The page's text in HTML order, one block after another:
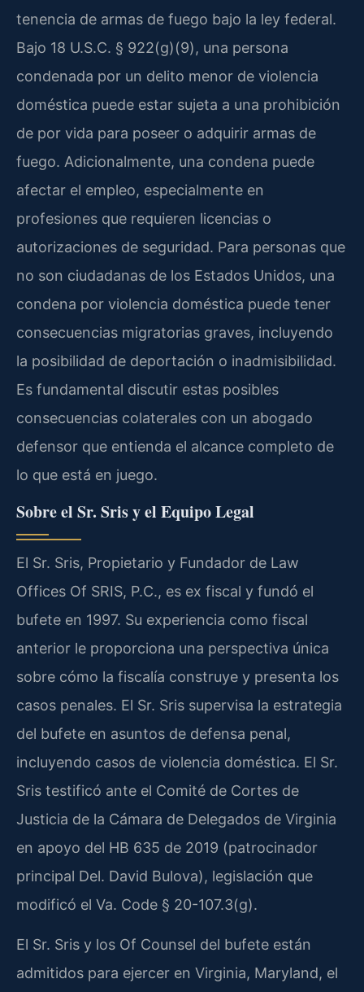
tenencia de armas de fuego bajo la ley federal.
Bajo 18 U.S.C. § 922(g)(9), una persona
condenada por un delito menor de violencia
doméstica puede estar sujeta a una prohibición
de por vida para poseer o adquirir armas de
fuego. Adicionalmente, una condena puede
afectar el empleo, especialmente en
profesiones que requieren licencias o
autorizaciones de seguridad. Para personas que
no son ciudadanas de los Estados Unidos, una
condena por violencia doméstica puede tener
consecuencias migratorias graves, incluyendo
la posibilidad de deportación o inadmisibilidad.
Es fundamental discutir estas posibles
consecuencias colaterales con un abogado
defensor que entienda el alcance completo de
lo que está en juego.
Sobre el Sr. Sris y el Equipo Legal
El Sr. Sris, Propietario y Fundador de Law
Offices Of SRIS, P.C., es ex fiscal y fundó el
bufete en 1997. Su experiencia como fiscal
anterior le proporciona una perspectiva única
sobre cómo la fiscalía construye y presenta los
casos penales. El Sr. Sris supervisa la estrategia
del bufete en asuntos de defensa penal,
incluyendo casos de violencia doméstica. El Sr.
Sris testificó ante el Comité de Cortes de
Justicia de la Cámara de Delegados de Virginia
en apoyo del HB 635 de 2019 (patrocinador
principal Del. David Bulova), legislación que
modificó el Va. Code § 20-107.3(g).
El Sr. Sris y los Of Counsel del bufete están
admitidos para ejercer en Virginia, Maryland, el